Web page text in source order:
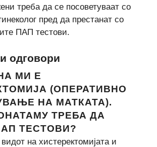
треба да се посоветуваат со
пред да престанат со
ПАП тестови.
одговори
МИ Е
(ОПЕРАТИВНО
НА МАТКАТА).
ТРЕБА ДА
ТЕСТОВИ?
на хистеректомијата и